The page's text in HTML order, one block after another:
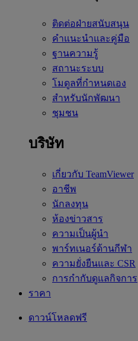
ติดต่อฝ่ายสนับสนุน
คำแนะนำและคู่มือ
ฐานความรู้
สถานะระบบ
โมดูลที่กำหนดเอง
สำหรับนักพัฒนา
ชุมชน
บริษัท
เกี่ยวกับ TeamViewer
อาชีพ
นักลงทุน
ห้องข่าวสาร
ความเป็นผู้นำ
พาร์ทเนอร์ด้านกีฬา
ความยั่งยืนและ CSR
การกำกับดูแลกิจการ
ราคา
ดาวน์โหลดฟรี